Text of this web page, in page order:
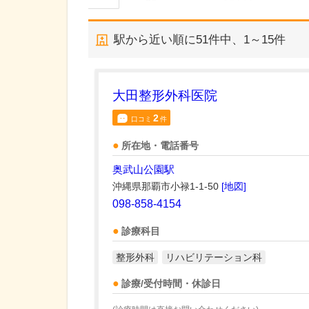
駅から近い順に51件中、 1～15件
大田整形外科医院
口コミ 2件
所在地・電話番号
奥武山公園駅
沖縄県那覇市小禄1-1-50 [地図]
098-858-4154
診療科目
整形外科 リハビリテーション科
診療/受付時間・休診日